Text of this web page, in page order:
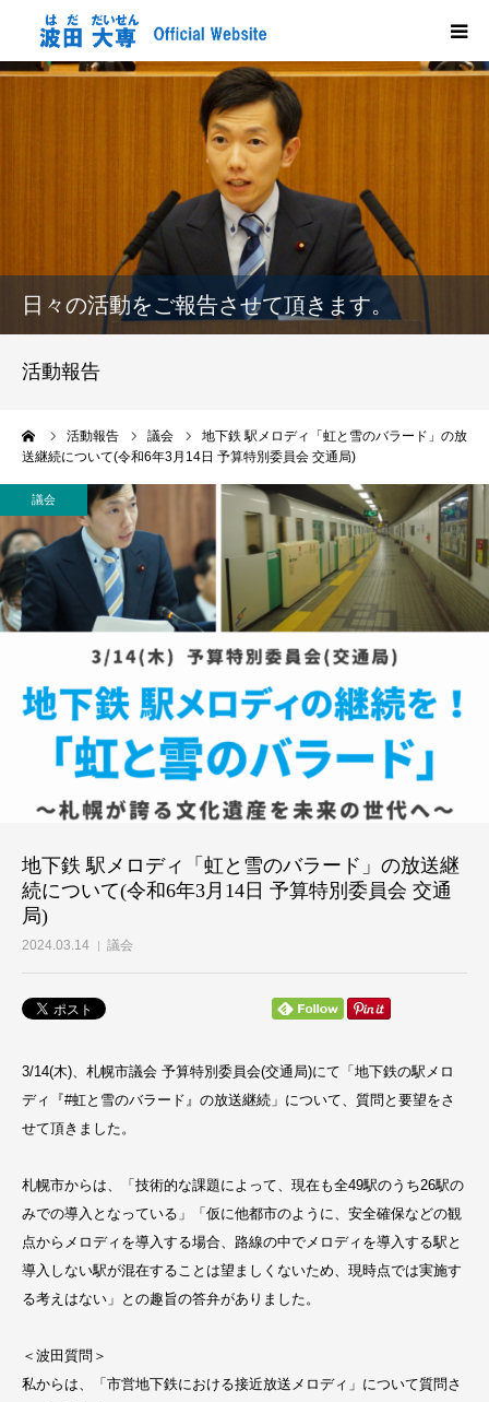
日々の活動をご報告させて頂きます。
活動報告
活動報告 議会
地下鉄 駅メロディ「虹と雪のバラード」の放
送継続について(令和6年3月14日 予算特別委員会 交通局)
議会
地下鉄 駅メロディ「虹と雪のバラード」の放送継
続について(令和6年3月14日 予算特別委員会 交通
局)
2024.03.14 議会
3/14(木)、札幌市議会 予算特別委員会(交通局)にて「地下鉄の駅メロ
ディ『#虹と雪のバラード』の放送継続」について、質問と要望をさ
せて頂きました。
札幌市からは、「技術的な課題によって、現在も全49駅のうち26駅の
みでの導入となっている」「仮に他都市のように、安全確保などの観
点からメロディを導入する場合、路線の中でメロディを導入する駅と
導入しない駅が混在することは望ましくないため、現時点では実施す
る考えはない」との趣旨の答弁がありました。
＜波田質問＞
私からは、「市営地下鉄における接近放送メロディ」について質問さ
活動報告
応援する
個人献金